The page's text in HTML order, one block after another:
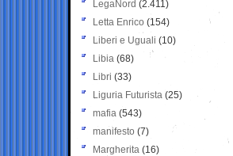
LegaNord (2.411)
Letta Enrico (154)
Liberi e Uguali (10)
Libia (68)
Libri (33)
Liguria Futurista (25)
mafia (543)
manifesto (7)
Margherita (16)